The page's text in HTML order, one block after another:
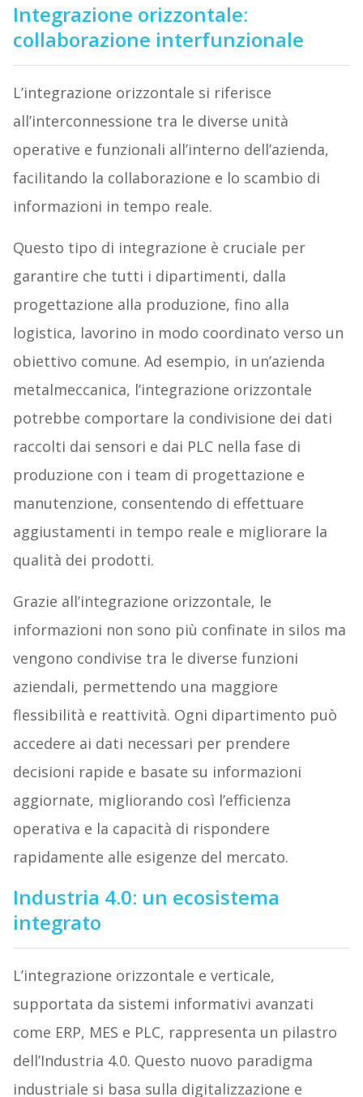
Integrazione orizzontale:
collaborazione interfunzionale
L’integrazione orizzontale si riferisce
all’interconnessione tra le diverse unità
operative e funzionali all’interno dell’azienda,
facilitando la collaborazione e lo scambio di
informazioni in tempo reale.
Questo tipo di integrazione è cruciale per
garantire che tutti i dipartimenti, dalla
progettazione alla produzione, fino alla
logistica, lavorino in modo coordinato verso un
obiettivo comune. Ad esempio, in un’azienda
metalmeccanica, l’integrazione orizzontale
potrebbe comportare la condivisione dei dati
raccolti dai sensori e dai PLC nella fase di
produzione con i team di progettazione e
manutenzione, consentendo di effettuare
aggiustamenti in tempo reale e migliorare la
qualità dei prodotti.
Grazie all’integrazione orizzontale, le
informazioni non sono più confinate in silos ma
vengono condivise tra le diverse funzioni
aziendali, permettendo una maggiore
flessibilità e reattività. Ogni dipartimento può
accedere ai dati necessari per prendere
decisioni rapide e basate su informazioni
aggiornate, migliorando così l’efficienza
operativa e la capacità di rispondere
rapidamente alle esigenze del mercato.
Industria 4.0: un ecosistema
integrato
L’integrazione orizzontale e verticale,
supportata da sistemi informativi avanzati
come ERP, MES e PLC, rappresenta un pilastro
dell’Industria 4.0. Questo nuovo paradigma
industriale si basa sulla digitalizzazione e